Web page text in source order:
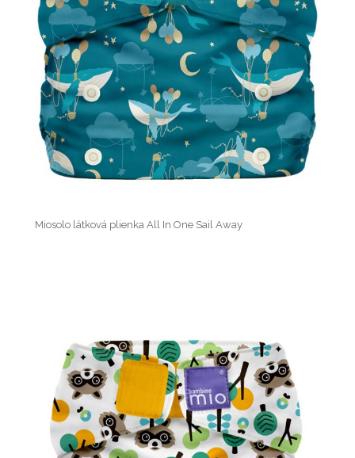
Miosolo látková plienka All In One Sail Away